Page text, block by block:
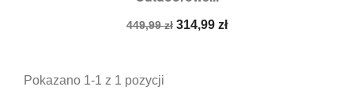
Cena
449,99 zł Cena
314,99 zł
Pokazano 1-1 z 1 pozycji